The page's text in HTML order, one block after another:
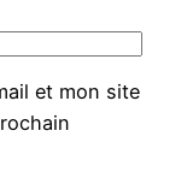
et mon site